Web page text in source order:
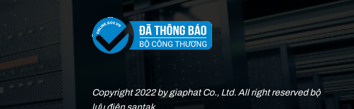
Copyright 2022 by giaphat Co., Ltd. All right reserved bộ
lưu điện santak